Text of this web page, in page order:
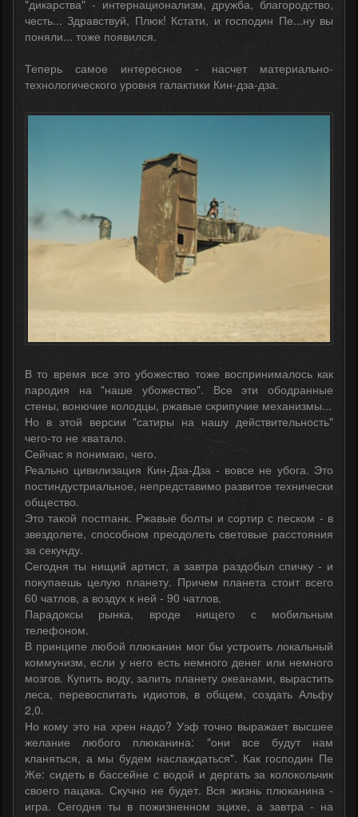
"дикарства" - интернационализм, дружба, благородство,
честь... Здравствуй, Плюк! Кстати, и господин Пе...ну вы
поняли... тоже появился.
Теперь самое интересное - насчет материально-
технологического уровня галактики Кин-дза-дза.
В то время все это убожество тоже воспринималось как
пародия на "наше убожество". Все эти ободранные
стены, вонючие колодцы, ржавые скрипучие механизмы...
Но в этой версии "сатиры на нашу действительность"
чего-то не хватало.
Сейчас я понимаю, чего.
Реально цивилизация Кин-Дза-Дза - вовсе не убога. Это
постиндустриальное, непредставимо развитое технически
общество.
Это такой постпанк. Ржавые болты и сортир с песком - в
звездолете, способном преодолеть световые расстояния
за секунду.
Сегодня ты нищий артист, а завтра раздобыл спичку - и
покупаешь целую планету. Причем планета стоит всего
60 чатлов, а воздух к ней - 90 чатлов.
Парадоксы рынка, вроде нищего с мобильным
телефоном.
В принципе любой плюканин мог бы устроить локальный
коммунизм, если у него есть немного денег или немного
мозгов. Купить воду, залить планету океанами, вырастить
леса, перевоспитать идиотов, в общем, создать Альфу
2,0.
Но кому это на хрен надо? Уэф точно выражает высшее
желание любого плюканина: "они все будут нам
кланяться, а мы будем наслаждаться". Как господин Пе
Же: сидеть в бассейне с водой и дергать за колокольчик
своего пацака. Скучно не будет. Вся жизнь плюканина -
игра. Сегодня ты в пожизненном эцихе, а завтра - на